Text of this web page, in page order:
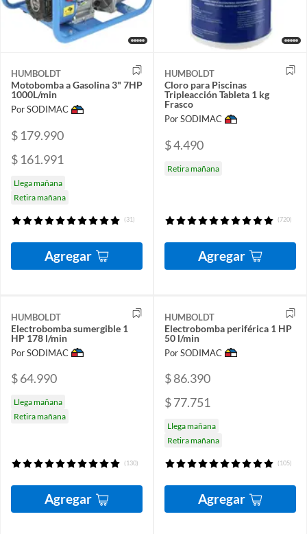
HUMBOLDT
Motobomba a Gasolina 3" 7HP
1000L/min
Por SODIMAC
$ 179.990
$ 161.991
Llega mañana
Retira mañana
(31)
Agregar
HUMBOLDT
Cloro para Piscinas
Tripleacción Tableta 1 kg
Frasco
Por SODIMAC
$ 4.490
Retira mañana
(720)
Agregar
HUMBOLDT
Electrobomba sumergible 1
HP 178 l/min
Por SODIMAC
$ 64.990
Llega mañana
Retira mañana
(130)
Agregar
HUMBOLDT
Electrobomba periférica 1 HP
50 l/min
Por SODIMAC
$ 86.390
$ 77.751
Llega mañana
Retira mañana
(105)
Agregar